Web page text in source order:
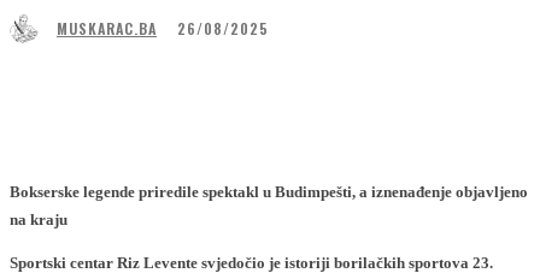
MUSKARAC.BA 26/08/2025
Bokserske legende priredile spektakl u Budimpešti, a iznenađenje objavljeno
na kraju
Sportski centar Riz Levente svjedočio je istoriji borilačkih sportova 23.